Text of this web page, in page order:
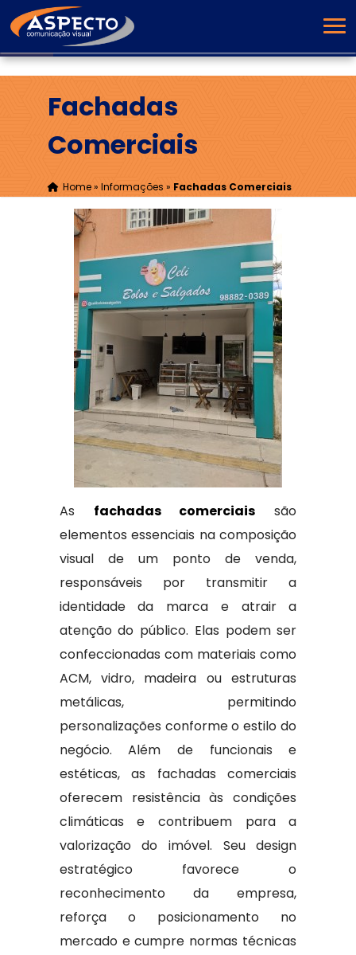
Fachadas
Comerciais
Home» Informações » Fachadas Comerciais
As fachadas comerciais são
elementos essenciais na composição
visual de um ponto de venda,
responsáveis por transmitir a
identidade da marca e atrair a
atenção do público. Elas podem ser
confeccionadas com materiais como
ACM, vidro, madeira ou estruturas
metálicas, permitindo
personalizações conforme o estilo do
negócio. Além de funcionais e
estéticas, as fachadas comerciais
oferecem resistência às condições
climáticas e contribuem para a
valorização do imóvel. Seu design
estratégico favorece o
reconhecimento da empresa,
reforça o posicionamento no
mercado e cumpre normas técnicas